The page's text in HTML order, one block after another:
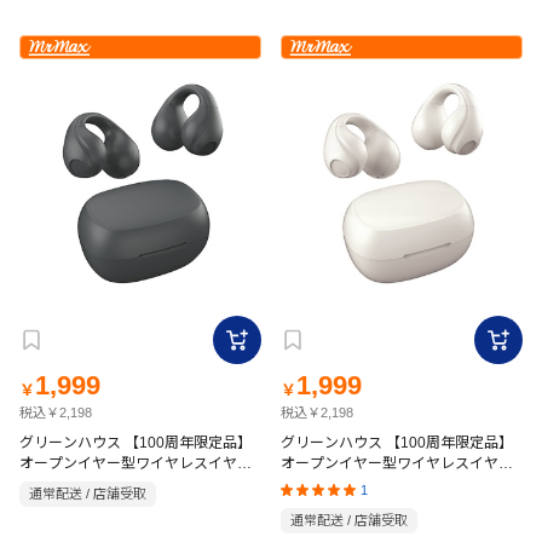
￥ 1,999
税込￥2,198
グリーンハウス 【100周年限定品】
オープンイヤー型ワイヤレスイヤホ
ン SBC AAC GH-OWSCMR-BK
通常配送 / 店舗受取
￥ 1,999
税込￥2,198
グリーンハウス 【100周年限定品】
オープンイヤー型ワイヤレスイヤホ
ン SBC AAC GH-OWSCMR-WH
1
通常配送 / 店舗受取